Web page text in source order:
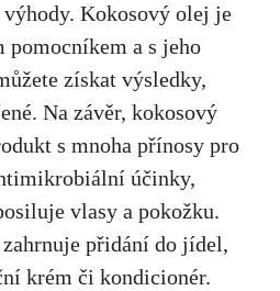
Kokosový olej je⁣
pomocníkem a ‍s jeho
získat výsledky,
Na závěr, kokosový
s​ mnoha přínosy pro
účinky,​
vlasy a‌ pokožku.
přidání do jídel,
krém ‍či kondicionér.